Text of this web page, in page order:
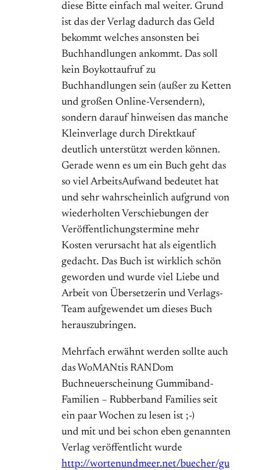
diese Bitte einfach mal weiter. Grund
ist das der Verlag dadurch das Geld
bekommt welches ansonsten bei
Buchhandlungen ankommt. Das soll
kein Boykottaufruf zu
Buchhandlungen sein (außer zu Ketten
und großen Online-Versendern),
sondern darauf hinweisen das manche
Kleinverlage durch Direktkauf
deutlich unterstützt werden können.
Gerade wenn es um ein Buch geht das
so viel ArbeitsAufwand bedeutet hat
und sehr wahrscheinlich aufgrund von
wiederholten Verschiebungen der
Veröffentlichungstermine mehr
Kosten verursacht hat als eigentlich
gedacht. Das Buch ist wirklich schön
geworden und wurde viel Liebe und
Arbeit von Übersetzerin und Verlags-
Team aufgewendet um dieses Buch
herauszubringen.
Mehrfach erwähnt werden sollte auch
das WoMANtis RANDom
Buchneuerscheinung Gummiband-
Familien – Rubberband Families seit
ein paar Wochen zu lesen ist ;-)
und mit und bei schon eben genannten
Verlag veröffentlicht wurde
http://wortenundmeer.net/buecher/gu